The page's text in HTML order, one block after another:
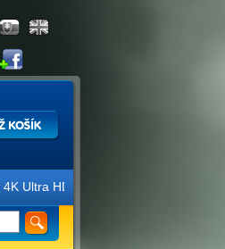
Ultra HD + Blu-ray 3D/2D.